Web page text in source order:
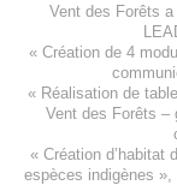
Vent des Forêts
« Création de 4
« Réalisation de
Vent des Forêts –
« Création d’habitat
espèces indigènes »,